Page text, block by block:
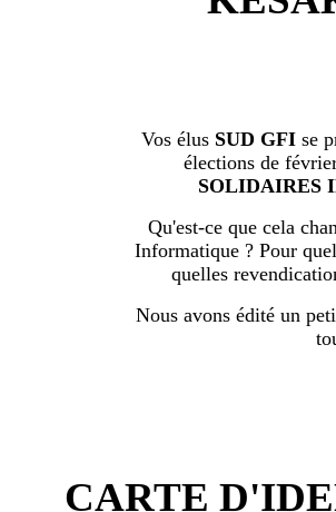
Vos élus SUD GFI se
élections de
SOLIDAIRES
Qu'est-ce que cela
Informatique ? Pour
quelles
Nous avons édité un
CARTE